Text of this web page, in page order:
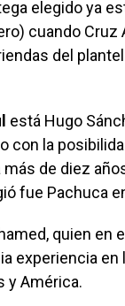
elegido ya
cuando Cruz
del
está Hugo
la
de diez
fue Pachuca
quien en
experiencia en
y América.